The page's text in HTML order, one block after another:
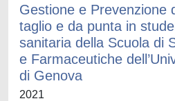
Gestione e Prevenzione
taglio e da punta in
sanitaria della Scuola di
e Farmaceutiche
di Genova
2021